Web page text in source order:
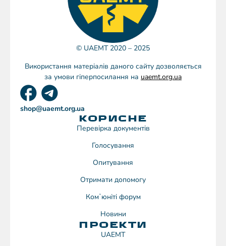
© UAEMT 2020 – 2025
Використання матеріалів даного сайту дозволяється
за умови гіперпосилання на uaemt.org.ua
shop@uaemt.org.ua
КОРИСНЕ
Перевірка документів
Голосування
Опитування
Отримати допомогу
Комʼюніті форум
Новини
ПРОЕКТИ
UAEMT